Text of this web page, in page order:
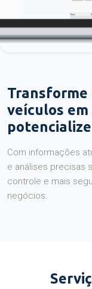
Transforme
veículos
Com informações
e análises precisas
controle e mais
negócios.